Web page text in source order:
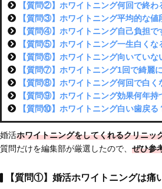
【質問②】ホワイトニング何回で終わ
【質問③】ホワイトニング平均的な値
【質問④】ホワイトニング自己負担で
【質問⑤】ホワイトニング一生白くな
【質問⑥】ホワイトニング向いていな
【質問⑦】ホワイトニング1回で綺麗
【質問⑧】ホワイトニング何回で白く
【質問⑨】ホワイトニング効果何年持
【質問⑩】ホワイトニング白い歯戻る
婚活ホワイトニングをしてくれるクリニッ
質問だけを編集部が厳選したので、 ぜひ参
【質問①】婚活ホワイトニングは痛